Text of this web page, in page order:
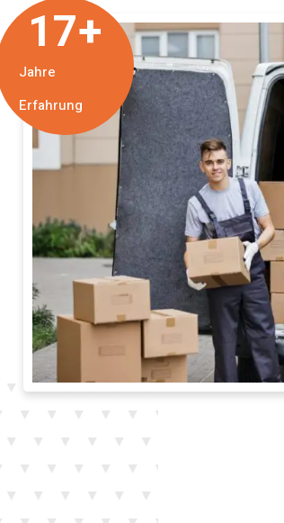
Jahre
Erfahrung
17+